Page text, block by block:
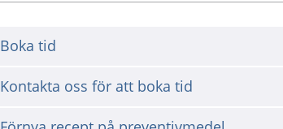
Boka tid
Kontakta oss för att boka tid